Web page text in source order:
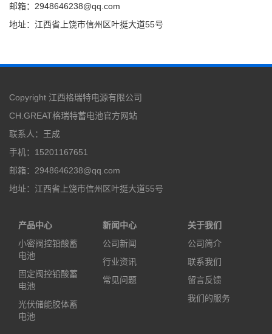
邮箱：2948646238@qq.com
地址：江西省上饶市信州区叶挺大道55号
Copyright 江西格瑞特电源有限公司
CH.GREAT格瑞特蓄电池官方网站
联系人：王成
手机：15201167651
邮箱：2948646238@qq.com
地址：江西省上饶市信州区叶挺大道55号
产品中心
小密阀控铅酸蓄
电池
固定阀控铅酸蓄
电池
光伏储能胶体蓄
电池
新闻中心
公司新闻
行业资讯
常见问题
关于我们
公司简介
联系我们
留言反馈
我们的服务